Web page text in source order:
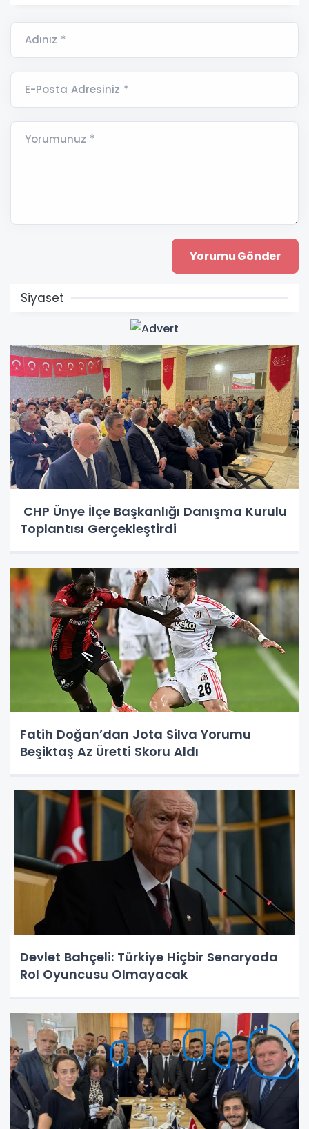
Adınız *
E-Posta Adresiniz *
Yorumunuz *
Siyaset
CHP Ünye İlçe Başkanlığı Danışma Kurulu
Toplantısı Gerçekleştirdi
Fatih Doğan’dan Jota Silva Yorumu
Beşiktaş Az Üretti Skoru Aldı
Devlet Bahçeli: Türkiye Hiçbir Senaryoda
Rol Oyuncusu Olmayacak